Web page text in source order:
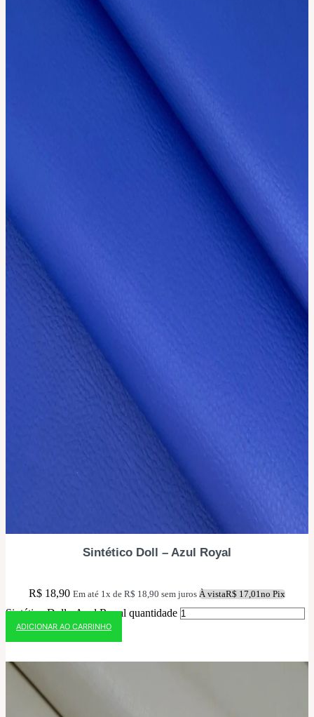
Sintético Doll – Azul Royal
R$ 18,90 Em até 1x de R$ 18,90 sem juros À vistaR$ 17,01no Pix
Sintético Doll - Azul Royal quantidade
ADICIONAR AO CARRINHO